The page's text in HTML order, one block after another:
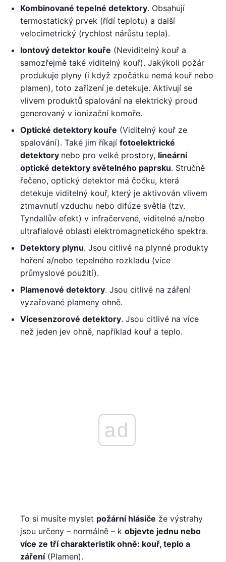
Kombinované tepelné detektory. Obsahují
termostatický prvek (řídí teplotu) a další
velocimetrický (rychlost nárůstu tepla).
Iontový detektor kouře (Neviditelný kouř a
samozřejmě také viditelný kouř). Jakýkoli požár
produkuje plyny (i když zpočátku nemá kouř nebo
plamen), toto zařízení je detekuje. Aktivují se
vlivem produktů spalování na elektrický proud
generovaný v ionizační komoře.
Optické detektory kouře (Viditelný kouř ze
spalování). Také jim říkají fotoelektrické
detektory nebo pro velké prostory, lineární
optické detektory světelného paprsku. Stručně
řečeno, optický detektor má čočku, která
detekuje viditelný kouř, který je aktivován vlivem
ztmavnutí vzduchu nebo difúze světla (tzv.
Tyndallův efekt) v infračervené, viditelné a/nebo
ultrafialové oblasti elektromagnetického spektra.
Detektory plynu. Jsou citlivé na plynné produkty
hoření a/nebo tepelného rozkladu (více
průmyslové použití).
Plamenové detektory. Jsou citlivé na záření
vyzařované plameny ohně.
Vícesenzorové detektory. Jsou citlivé na více
než jeden jev ohně, například kouř a teplo.
ad
To si musíte myslet požární hlásiče že výstrahy
jsou určeny – normálně – k objevte jednu nebo
více ze tří charakteristik ohně: kouř, teplo a
záření(Plamen).